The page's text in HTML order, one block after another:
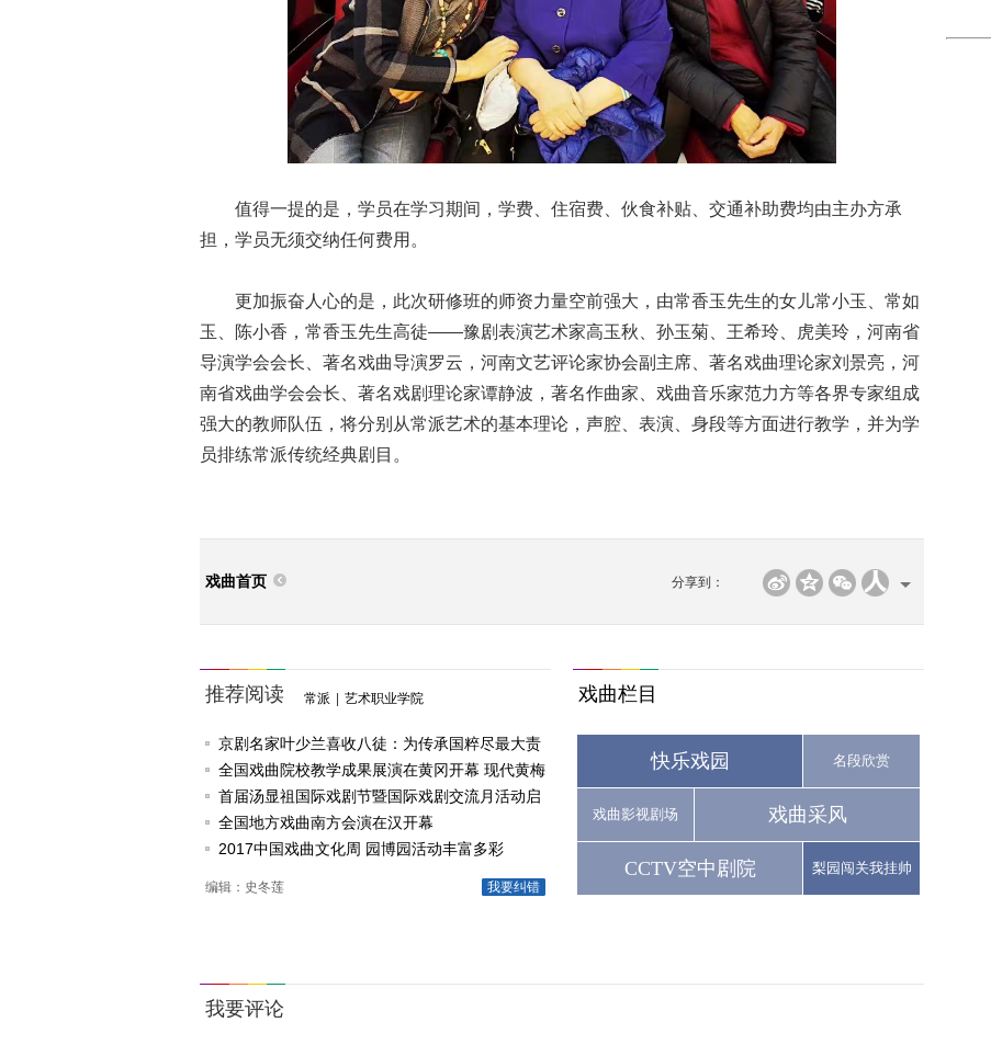
值得一提的是，学员在学习期间，学费、住宿费、伙食补贴、交通补助费均由主办方承
担，学员无须交纳任何费用。
更加振奋人心的是，此次研修班的师资力量空前强大，由常香玉先生的女儿常小玉、常如
玉、陈小香，常香玉先生高徒——豫剧表演艺术家高玉秋、孙玉菊、王希玲、虎美玲，河南省
导演学会会长、著名戏曲导演罗云，河南文艺评论家协会副主席、著名戏曲理论家刘景亮，河
南省戏曲学会会长、著名戏剧理论家谭静波，著名作曲家、戏曲音乐家范力方等各界专家组成
强大的教师队伍，将分别从常派艺术的基本理论，声腔、表演、身段等方面进行教学，并为学
员排练常派传统经典剧目。
戏曲首页 分享到：
推荐阅读 常派 艺术职业学院
京剧名家叶少兰喜收八徒：为传承国粹尽最大责
任
全国戏曲院校教学成果展演在黄冈开幕 现代黄梅
戏《槐花谣》倾情..
首届汤显祖国际戏剧节暨国际戏剧交流月活动启
动
全国地方戏曲南方会演在汉开幕
2017中国戏曲文化周 园博园活动丰富多彩
我要纠错
编辑：史冬莲
戏曲栏目
快乐戏园 名段欣赏
戏曲影视剧场 戏曲采风
CCTV空中剧院 梨园闯关我挂帅